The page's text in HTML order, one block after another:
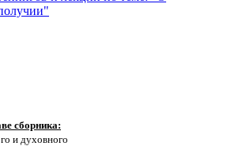
сборника:
и духовного